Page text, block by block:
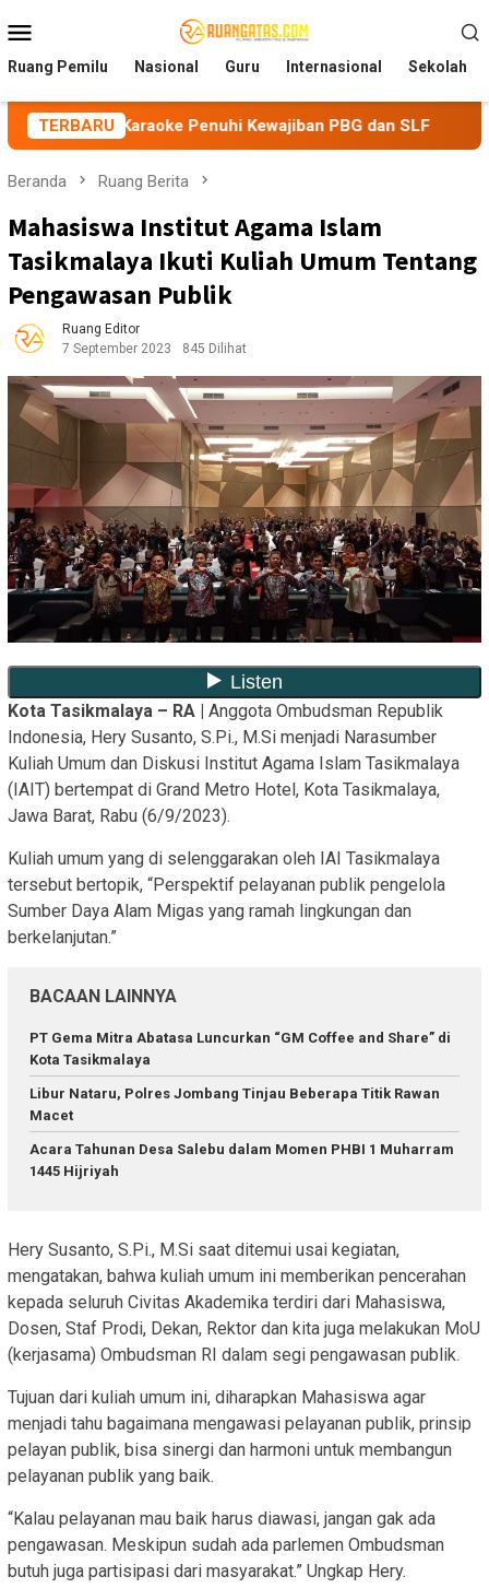
ke
kontenMobile
Ruang Pemilu Nasional Guru Internasional Sekolah
TERBARU
Penuhi Kewajiban PBG dan SLF BEM Nusantara
Beranda Ruang Berita
Mahasiswa Institut Agama Islam
Tasikmalaya Ikuti Kuliah Umum Tentang
Pengawasan Publik
Ruang Editor
7 September 2023
845 Dilihat
Kota Tasikmalaya – RA |
Anggota Ombudsman Republik
Indonesia, Hery Susanto, S.Pi., M.Si menjadi Narasumber
Kuliah Umum dan Diskusi Institut Agama Islam Tasikmalaya
(IAIT) bertempat di Grand Metro Hotel, Kota Tasikmalaya,
Jawa Barat, Rabu (6/9/2023).
Kuliah umum yang di selenggarakan oleh IAI Tasikmalaya
tersebut bertopik, “Perspektif pelayanan publik pengelola
Sumber Daya Alam Migas yang ramah lingkungan dan
berkelanjutan.”
BACAAN LAINNYA
PT Gema Mitra Abatasa Luncurkan “GM Coffee and Share” di
Kota Tasikmalaya
Libur Nataru, Polres Jombang Tinjau Beberapa Titik Rawan
Macet
Acara Tahunan Desa Salebu dalam Momen PHBI 1 Muharram
1445 Hijriyah
Hery Susanto, S.Pi., M.Si saat ditemui usai kegiatan,
mengatakan, bahwa kuliah umum ini memberikan pencerahan
kepada seluruh Civitas Akademika terdiri dari Mahasiswa,
Dosen, Staf Prodi, Dekan, Rektor dan kita juga melakukan MoU
(kerjasama) Ombudsman RI dalam segi pengawasan publik.
Tujuan dari kuliah umum ini, diharapkan Mahasiswa agar
menjadi tahu bagaimana mengawasi pelayanan publik, prinsip
pelayan publik, bisa sinergi dan harmoni untuk membangun
pelayanan publik yang baik.
“Kalau pelayanan mau baik harus diawasi, jangan gak ada
pengawasan. Meskipun sudah ada parlemen Ombudsman
butuh juga partisipasi dari masyarakat.” Ungkap Hery.